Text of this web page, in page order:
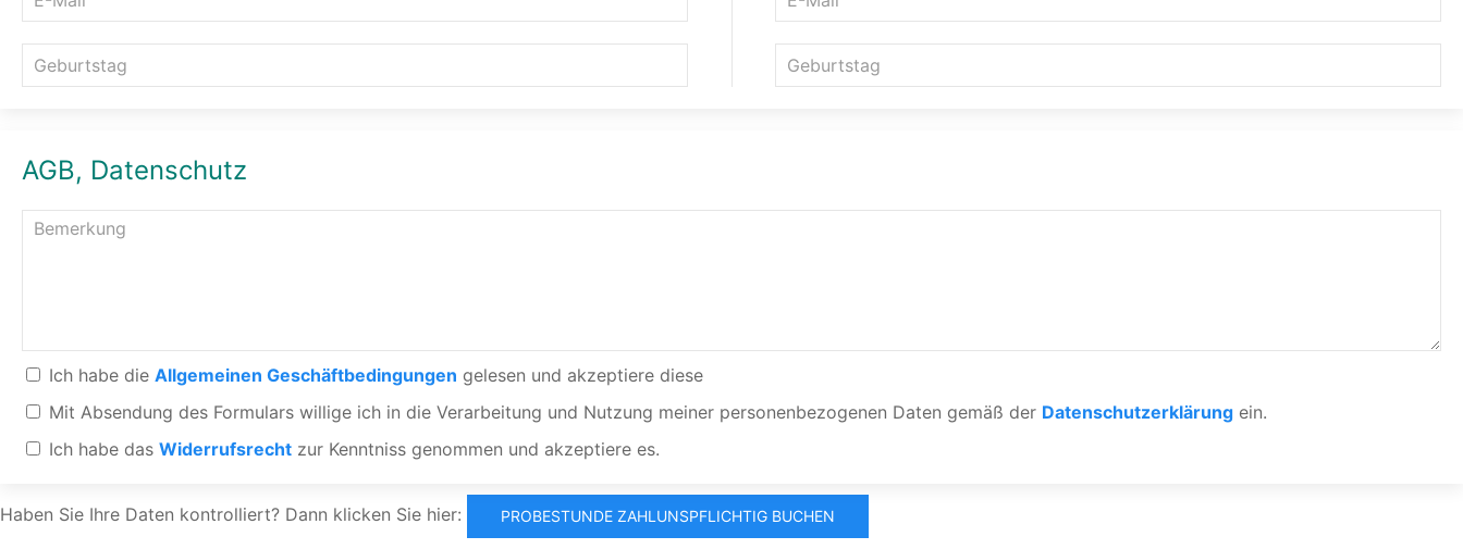
AGB, Datenschutz
Ich habe die Allgemeinen Geschäftbedingungen gelesen und akzeptiere diese
Mit Absendung des Formulars willige ich in die Verarbeitung und Nutzung meiner personenbezogenen Daten gemäß der Datenschutzerklärung ein.
Ich habe das Widerrufsrecht zur Kenntniss genommen und akzeptiere es.
Haben Sie Ihre Daten kontrolliert? Dann klicken Sie hier: